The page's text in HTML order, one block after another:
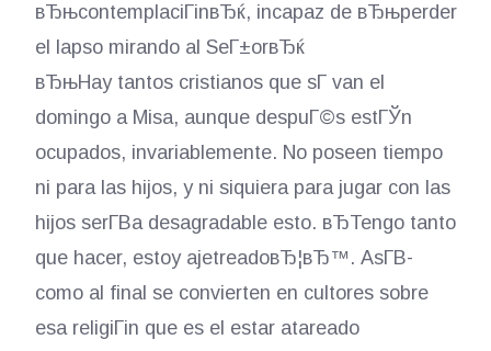
вЂњcontemplaciГіnвЂќ, incapaz de вЂњperder
el lapso mirando al SeГ±orвЂќ
вЂњHay tantos cristianos que sГ­ van el
domingo a Misa, aunque despuГ©s estГЎn
ocupados, invariablemente. No poseen tiempo
ni para las hijos, y ni siquiera para jugar con las
hijos serГ­В­a desagradable esto. вЂTengo tanto
que hacer, estoy ajetreadoвЂ¦вЂ™. AsГ­В­
como al final se convierten en cultores sobre
esa religiГіn que es el estar atareado